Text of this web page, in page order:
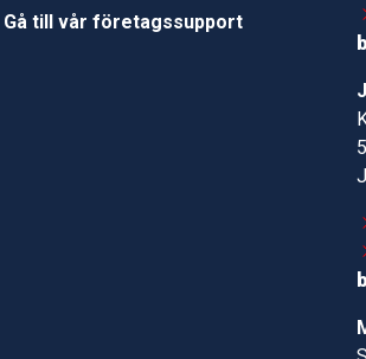
Gå till vår företagssupport